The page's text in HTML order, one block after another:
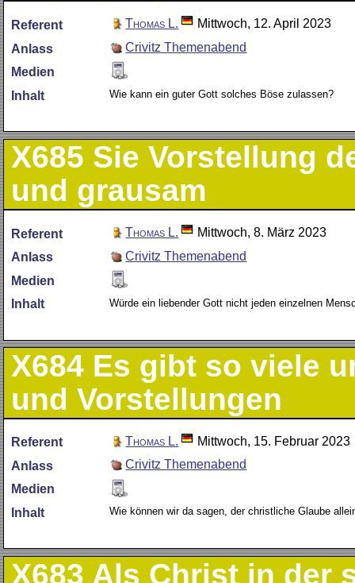
Referent Thomas L.
Mittwoch, 12. April 2023
Anlass
Crivitz Themenabend
Medien
Inhalt
Wie kann ein guter Gott solches Böse zulassen?
X685 Sie Vorstellung
und grausam
Referent Thomas L.
Mittwoch, 8. März 2023
Anlass
Crivitz Themenabend
Medien
Inhalt
Würde ein liebender Gott nicht jeden einzelnen
X684 Es gibt so viele
und Vorstellungen
Referent Thomas L.
Mittwoch, 15. Februar 2023
Anlass
Crivitz Themenabend
Medien
Inhalt
Wie können wir da sagen, der christliche Glaube
X683 Als Christ in der